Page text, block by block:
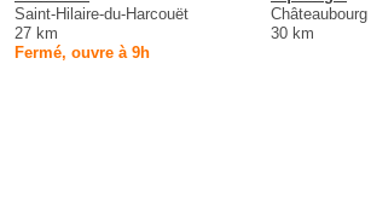
Saint-Hilaire-du-Harcouët
27 km
Fermé, ouvre à 9h
Châteaubourg
30 km